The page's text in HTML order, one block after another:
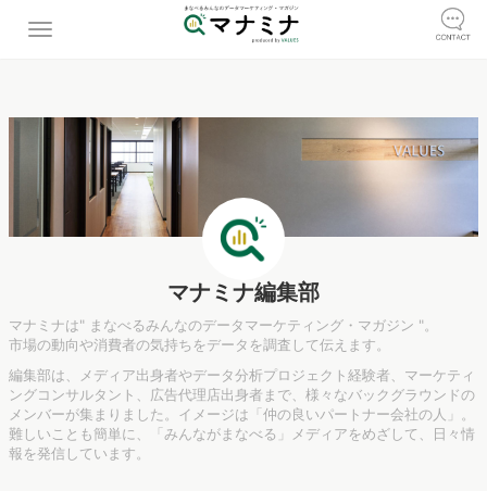
マナミナ編集部
マナミナは" まなべるみんなのデータマーケティング・マガジン "。
市場の動向や消費者の気持ちをデータを調査して伝えます。
編集部は、メディア出身者やデータ分析プロジェクト経験者、マーケティ
ングコンサルタント、広告代理店出身者まで、様々なバックグラウンドの
メンバーが集まりました。イメージは「仲の良いパートナー会社の人」。
難しいことも簡単に、「みんながまなべる」メディアをめざして、日々情
報を発信しています。